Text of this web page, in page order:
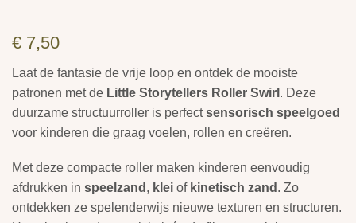
€ 7,50
Laat de fantasie de vrije loop en ontdek de mooiste
patronen met de Little Storytellers Roller Swirl . Deze
duurzame structuurroller is perfectsensorisch speelgoed
voor kinderen die graag voelen, rollen en creëren.
Met deze compacte roller maken kinderen eenvoudig
afdrukken in speelzand , klei of kinetisch zand . Zo
ontdekken ze spelenderwijs nieuwe texturen en structuren.